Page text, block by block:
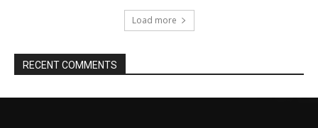
Load more
RECENT COMMENTS